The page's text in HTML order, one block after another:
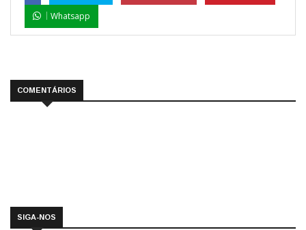
Whatsapp
COMENTÁRIOS
SIGA-NOS